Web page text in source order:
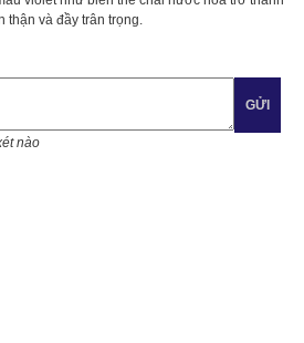
thận và đầy trân trọng.
GỬI
nào